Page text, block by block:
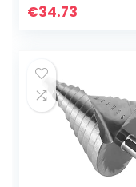
eenvoudige en
€34.73